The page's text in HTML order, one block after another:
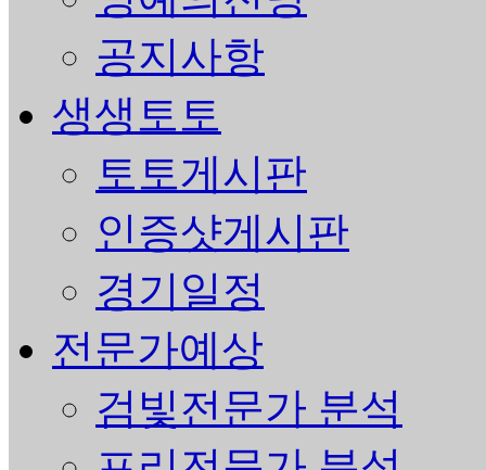
공지사항
생생토토
토토게시판
인증샷게시판
경기일정
전문가예상
검빛전문가 분석